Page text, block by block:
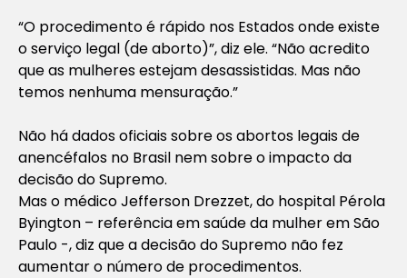
“O procedimento é rápido nos Estados onde existe
o serviço legal (de aborto)”, diz ele. “Não acredito
que as mulheres estejam desassistidas. Mas não
temos nenhuma mensuração.”
Não há dados oficiais sobre os abortos legais de
anencéfalos no Brasil nem sobre o impacto da
decisão do Supremo.
Mas o médico Jefferson Drezzet, do hospital Pérola
Byington – referência em saúde da mulher em São
Paulo -, diz que a decisão do Supremo não fez
aumentar o número de procedimentos.